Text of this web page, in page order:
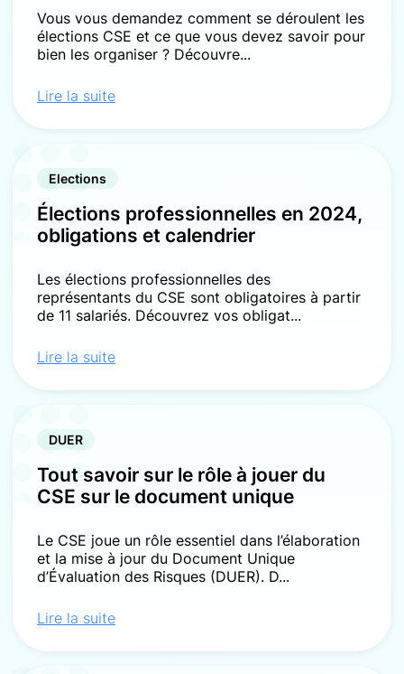
Vous vous demandez comment se déroulent les
élections CSE et ce que vous devez savoir pour
bien les organiser ? Découvre...
Lire la suite
Elections
Élections professionnelles en 2024,
obligations et calendrier
Les élections professionnelles des
représentants du CSE sont obligatoires à partir
de 11 salariés. Découvrez vos obligat...
Lire la suite
DUER
Tout savoir sur le rôle à jouer du
CSE sur le document unique
Le CSE joue un rôle essentiel dans l’élaboration
et la mise à jour du Document Unique
d’Évaluation des Risques (DUER). D...
Lire la suite